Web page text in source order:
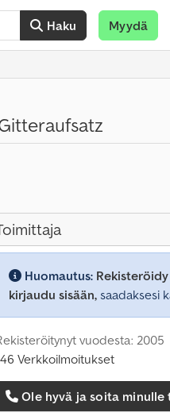
Haku Myydä
Huomautus:
kirjaudu sisään, saadaksesi
vuodesta: 2005
Verkkoilmoitukset
Ole hyvä ja soita minulle